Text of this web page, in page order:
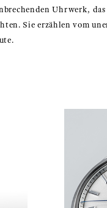
Uhrwerk,
Sie erzählen vom